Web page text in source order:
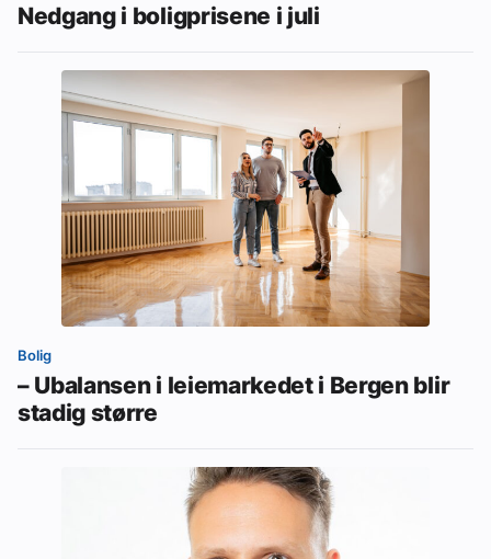
Nedgang i boligprisene i juli
Bolig
– Ubalansen i leiemarkedet i Bergen blir
stadig større